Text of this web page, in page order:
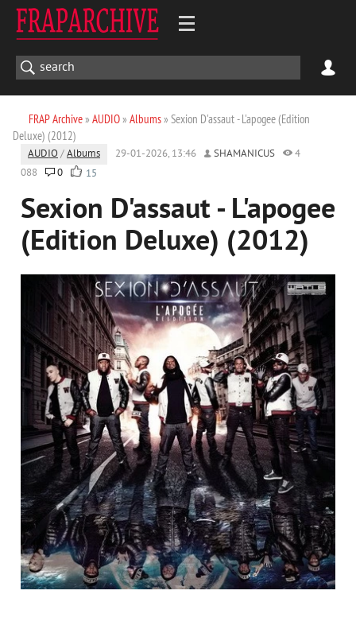
FRAP Archive» AUDIO» Albums» Sexion D'assaut - L'apogee (Edition
Deluxe) (2012)
AUDIO /Albums 29-01-2026, 13:46 SHAMANICUS
4
088
0 15
Sexion D'assaut - L'apogee
(Edition Deluxe) (2012)